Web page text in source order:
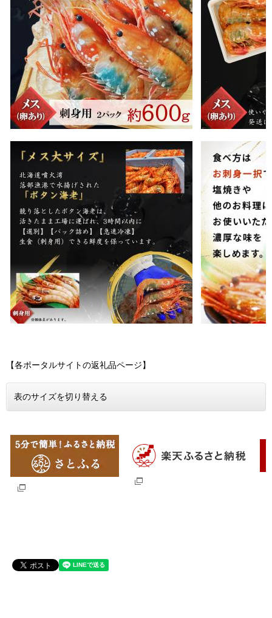
【各ポータルサイトの返礼品ページ】
表のサイズを切り替える